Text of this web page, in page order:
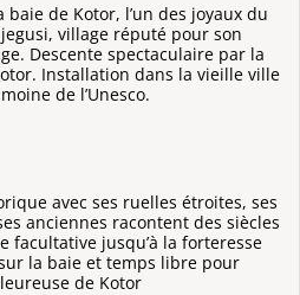
de Kotor, l’un des joyaux du
village réputé pour son
Descente spectaculaire par la
Installation dans la vieille ville
de l’Unesco.
avec ses ruelles étroites, ses
anciennes racontent des siècles
facultative jusqu’à la forteresse
la baie et temps libre pour
de Kotor